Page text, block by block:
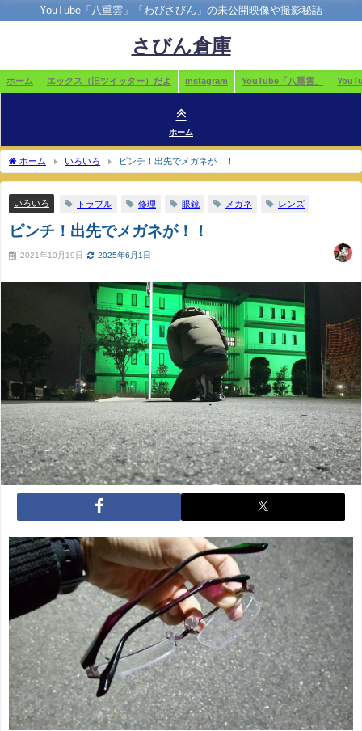
YouTube「八重雲」「わびさびん」の未公開映像や撮影秘話
さびん倉庫
ホーム エックス（旧ツイッター）だよ instagram YouTube「八重雲」
ホーム
ホーム いろいろ ピンチ！出先でメガネが！！
いろいろ トラブル 修理 眼鏡 メガネ レンズ
ピンチ！出先でメガネが！！
2021年10月19日 2025年6月1日